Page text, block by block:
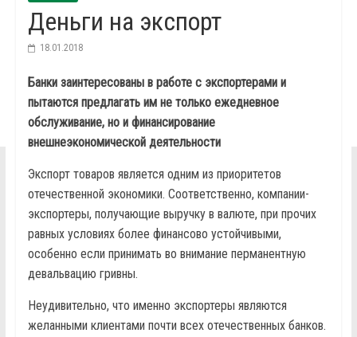
Деньги на экспорт
18.01.2018
Банки заинтересованы в работе с экспортерами и
пытаются предлагать им не только ежедневное
обслуживание, но и финансирование
внешнеэкономической деятельности
Экспорт товаров является одним из приоритетов
отечественной экономики. Соответственно, компании-
экспортеры, получающие выручку в валюте, при прочих
равных условиях более финансово устойчивыми,
особенно если принимать во внимание перманентную
девальвацию гривны.
Неудивительно, что именно экспортеры являются
желанными клиентами почти всех отечественных банков.